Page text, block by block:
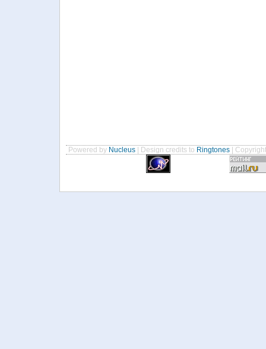
Powered by Nucleus | Design credits to Ringtones |